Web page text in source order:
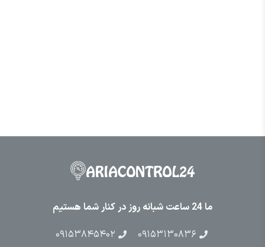
ما 24 ساعت شبانه روز در کنار شما هستیم
۰۹۱۵۳۱۳۰۸۳۶
۰۹۱۵۳۸۴۵۴۰۲